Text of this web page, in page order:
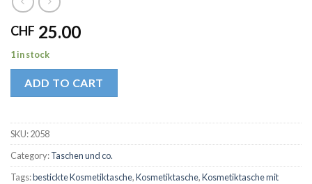
CHF 25.00
1 in stock
ADD TO CART
SKU:2058
Category:Taschen und co.
Tags:bestickte Kosmetiktasche,Kosmetiktasche,Kosmetiktasche mit